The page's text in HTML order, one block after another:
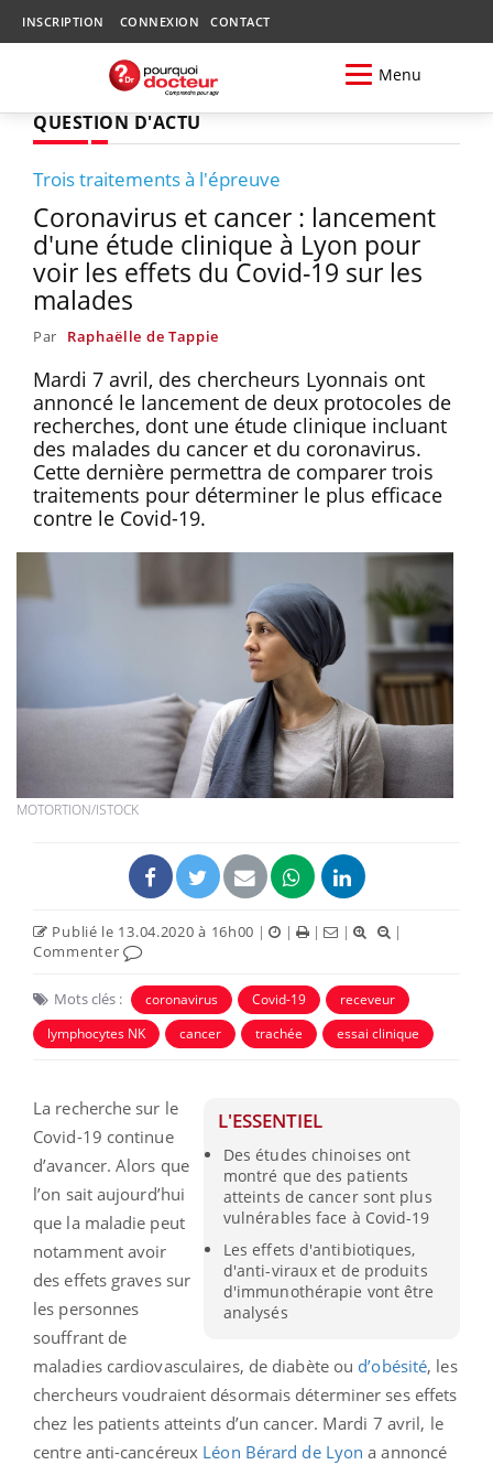
INSCRIPTION CONNEXION CONTACT
Menu
QUESTION D'ACTU
Trois traitements à l'épreuve
Coronavirus et cancer : lancement
d'une étude clinique à Lyon pour
voir les effets du Covid-19 sur les
malades
Par Raphaëlle de Tappie
Mardi 7 avril, des chercheurs Lyonnais ont
annoncé le lancement de deux protocoles de
recherches, dont une étude clinique incluant
des malades du cancer et du coronavirus.
Cette dernière permettra de comparer trois
traitements pour déterminer le plus efficace
contre le Covid-19.
MOTORTION/ISTOCK
Publié le 13.04.2020 à 16h00 | | | |
|
Commenter
Mots clés : coronavirus Covid-19
receveur
lymphocytes NK
cancer trachée essai clinique
L'ESSENTIEL
Des études chinoises ont
montré que des patients
atteints de cancer sont plus
vulnérables face à Covid-19
Les effets d'antibiotiques,
d'anti-viraux et de produits
d'immunothérapie vont être
analysés
La recherche sur le
Covid-19 continue
d’avancer. Alors que
l’on sait aujourd’hui
que la maladie peut
notamment avoir
des effets graves sur
les personnes
souffrant de
maladies cardiovasculaires, de diabète ou d’obésité, les
chercheurs voudraient désormais déterminer ses effets
chez les patients atteints d’un cancer. Mardi 7 avril, le
centre anti-cancéreux Léon Bérard de Lyon a annoncé